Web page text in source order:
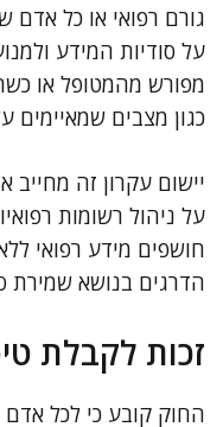
גורם רפואי או כל אדם
על סודיות המידע
מפורש מהמטופל או
כגון מצבים שמאיימים
יישום עקרון זה מחייב
על ניהול רשומות
חושפים מידע רפואי
הדרגים בנושא שמירת
זכות לקבלת
החוק קובע כי לכל אדם